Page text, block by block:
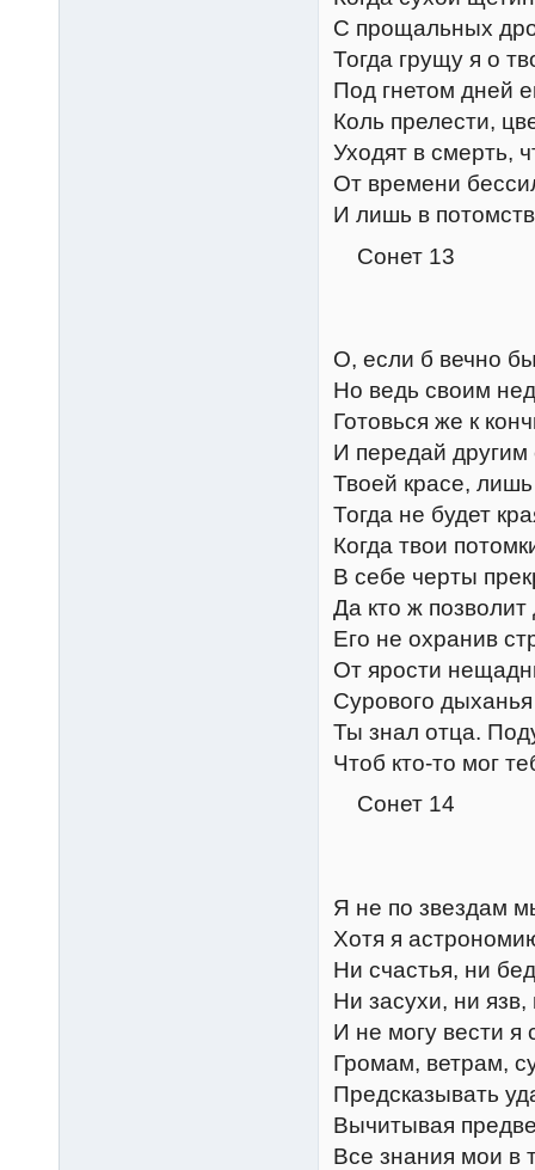
С прощальных
Тогда грущу я о
Под гнетом дней
Коль прелести,
Уходят в смерть,
От времени
И лишь в
Сонет 13
О, если б вечно
Но ведь своим
Готовься же к
И передай другим
Твоей красе,
Тогда не будет
Когда твои
В себе черты
Да кто ж позволит
Его не охранив
От ярости
Сурового
Ты знал отца.
Чтоб кто-то мог
Сонет 14
Я не по звездам
Хотя я
Ни счастья, ни
Ни засухи, ни
И не могу вести я
Громам, ветрам,
Предсказывать
Вычитывая
Все знания мои в